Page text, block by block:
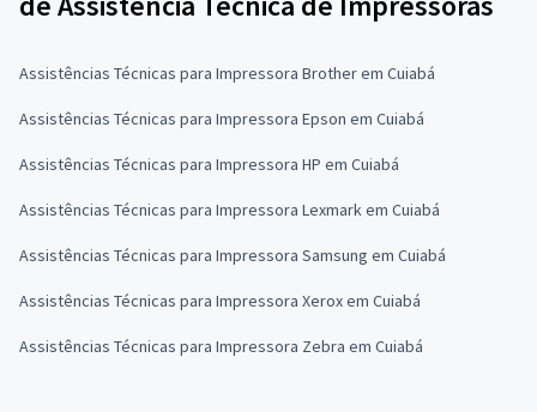
Assistências Técnicas para Impressora Brother em Cuiabá
Assistências Técnicas para Impressora Epson em Cuiabá
Assistências Técnicas para Impressora HP em Cuiabá
Assistências Técnicas para Impressora Lexmark em Cuiabá
Assistências Técnicas para Impressora Samsung em Cuiabá
Assistências Técnicas para Impressora Xerox em Cuiabá
Assistências Técnicas para Impressora Zebra em Cuiabá